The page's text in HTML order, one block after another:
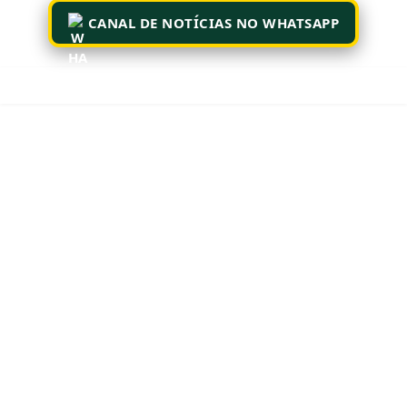
CANAL DE NOTÍCIAS NO WHATSAPP